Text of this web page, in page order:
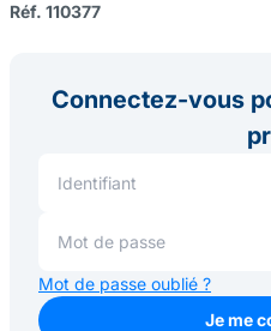
Réf. 110377
Connectez-vous
Mot de passe oublié ?
Je me